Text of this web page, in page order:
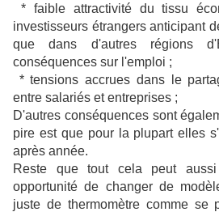
* faible attractivité du tissu
investisseurs étrangers anticipant
que dans d'autres régions
conséquences sur l'emploi ;
* tensions accrues dans le
entre salariés et entreprises ;
D'autres conséquences sont
pire est que pour la plupart elles
après année.
Reste que tout cela peut
opportunité de changer de
juste de thermomètre comme se